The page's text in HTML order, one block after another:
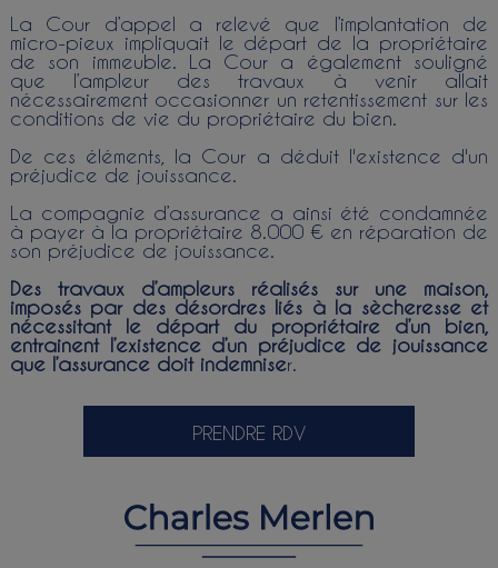
La Cour d’appel a relevé que l’implantation de
micro-pieux impliquait le départ de la propriétaire
de son immeuble. La Cour a également souligné
que l’ampleur des travaux à venir allait
nécessairement occasionner un retentissement sur les
conditions de vie du propriétaire du bien.
De ces éléments, la Cour a déduit l'existence d'un
préjudice de jouissance.
La compagnie d’assurance a ainsi été condamnée
à payer à la propriétaire 8.000 € en réparation de
son préjudice de jouissance.
Des travaux d’ampleurs réalisés sur une maison,
imposés par des désordres liés à la sècheresse et
nécessitant le départ du propriétaire d’un bien,
entrainent l’existence d’un préjudice de jouissance
que l’assurance doit indemniser.
PRENDRE RDV